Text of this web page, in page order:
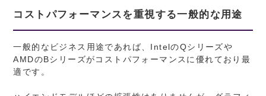
コストパフォーマンスを重視する一般的な用途
一般的なビジネス用途であれば、IntelのQシリーズや
AMDのBシリーズがコストパフォーマンスに優れており最
適です。